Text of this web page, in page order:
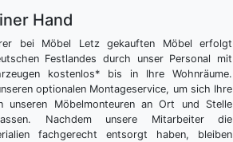
Hand
bei Möbel Letz gekauften Möbel erfolgt
Festlandes durch unser Personal mit
kostenlos* bis in Ihre Wohnräume.
optionalen Montageservice, um sich Ihre
unseren Möbelmonteuren an Ort und Stelle
Nachdem unsere Mitarbeiter die
fachgerecht entsorgt haben, bleiben